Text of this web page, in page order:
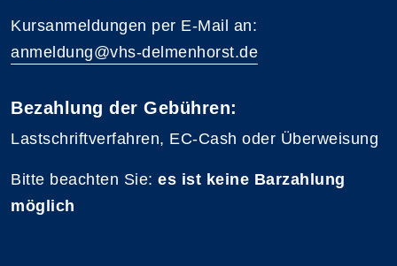
Kursanmeldungen per E-Mail an:
anmeldung@vhs-delmenhorst.de
Bezahlung der Gebühren:
Lastschriftverfahren, EC-Cash oder Überweisung
Bitte beachten Sie: es ist keine Barzahlung
möglich